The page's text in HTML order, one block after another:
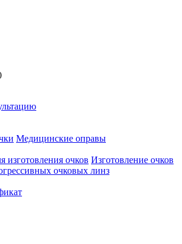
Медицинские оправы
изготовления очков Изготовление очков
очковых линз